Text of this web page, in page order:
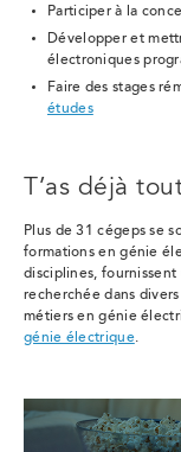
Participer à la
Développer et
électroniques
Faire des stages
études
T’as déjà
Plus de 31 cégeps se
formations en génie
disciplines,
recherchée dans
métiers en génie
génie électrique.